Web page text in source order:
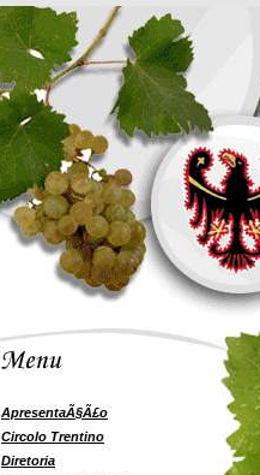
ApresentaÃ§Ã£o
Circolo Trentino
Diretoria